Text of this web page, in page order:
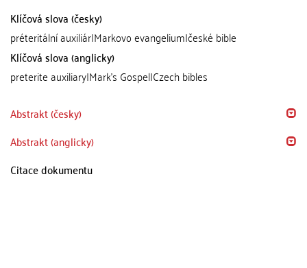
Klíčová slova (česky)
préteritální auxiliár|Markovo evangelium|české bible
Klíčová slova (anglicky)
preterite auxiliary|Mark's Gospel|Czech bibles
Abstrakt (česky)
Abstrakt (anglicky)
Citace dokumentu